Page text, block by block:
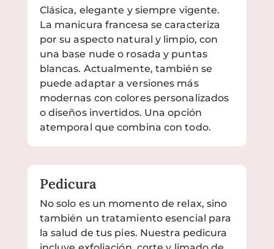
Clásica, elegante y siempre vigente.
La manicura francesa se caracteriza
por su aspecto natural y limpio, con
una base nude o rosada y puntas
blancas. Actualmente, también se
puede adaptar a versiones más
modernas con colores personalizados
o diseños invertidos. Una opción
atemporal que combina con todo.
Pedicura
No solo es un momento de relax, sino
también un tratamiento esencial para
la salud de tus pies. Nuestra pedicura